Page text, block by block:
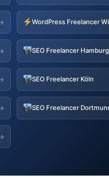
SEO Freelancer Hamburg
SEO Freelancer Köln
SEO Freelancer